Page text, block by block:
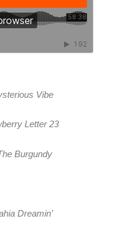
Vibe
Letter 23
Burgundy
Dreamin’